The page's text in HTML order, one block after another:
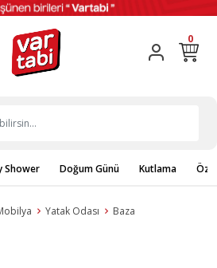
0
Shower Doğum Günü Kutlama
Yatak Odası Baza